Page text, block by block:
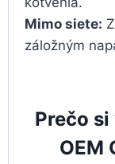
Mimo siete:
záložným
Prečo
OEM